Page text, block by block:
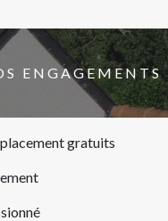
ENGAGEMENTS
gratuits